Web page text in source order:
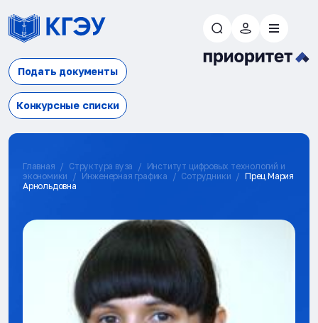
Подать документы
Конкурсные списки
Главная Структура вуза
Институт цифровых технологий и
экономики
Инженерная графика Сотрудники
Прец Мария
Арнольдовна